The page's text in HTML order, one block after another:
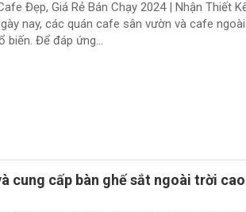
Đẹp, Giá Rẻ Bán Chạy 2024 | Nhận Thiết
nay, các quán cafe sân vườn và cafe
Để đáp ứng...
cung cấp bàn ghế sắt ngoài trời